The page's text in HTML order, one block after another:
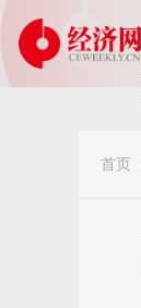
首页